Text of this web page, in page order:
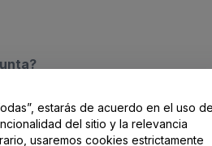
/ Contactoestarás de acuerdo en el uso
del sitio y la relevancia
usaremos cookies estrictamente